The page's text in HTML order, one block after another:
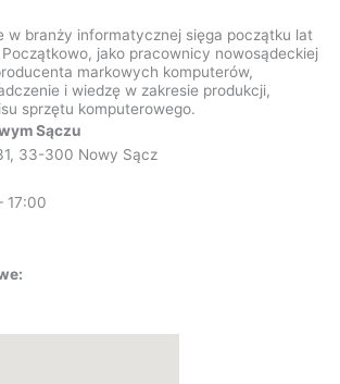
w branży informatycznej sięga początku lat
jako pracownicy nowosądeckiej
markowych komputerów,
i wiedzę w zakresie produkcji,
sprzętu komputerowego.
Sączu
33-300 Nowy Sącz
17:00